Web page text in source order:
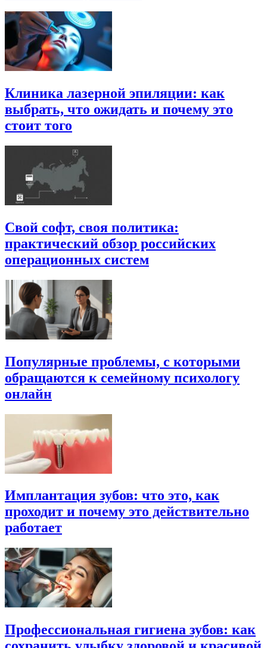
Клиника лазерной эпиляции: как
выбрать, что ожидать и почему это
стоит того
Свой софт, своя политика:
практический обзор российских
операционных систем
Популярные проблемы, с которыми
обращаются к семейному психологу
онлайн
Имплантация зубов: что это, как
проходит и почему это действительно
работает
Профессиональная гигиена зубов: как